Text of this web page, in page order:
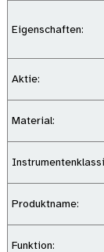
Eigenschaften:
Aktie:
Material:
Produktname:
Funktion: